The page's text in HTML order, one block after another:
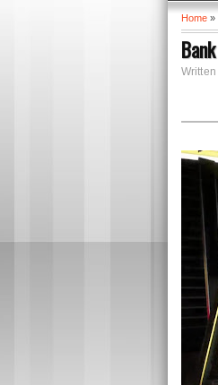
Home »